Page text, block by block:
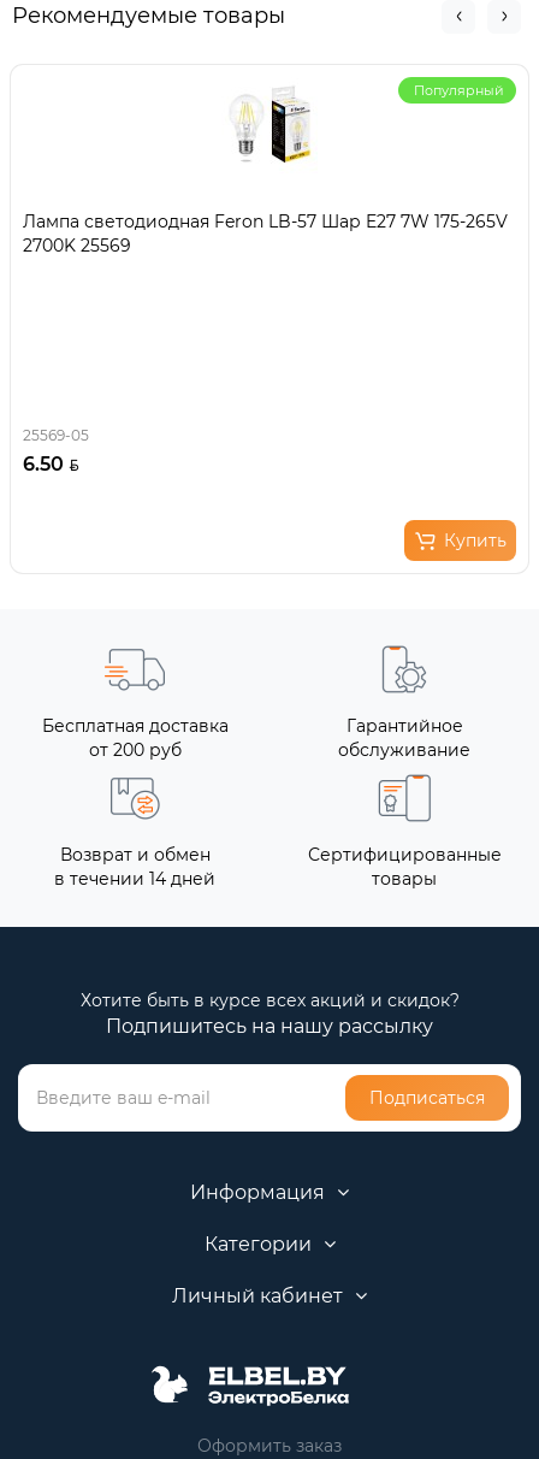
Рекомендуемые товары
Популярный
Лампа светодиодная Feron LB-57 Шар E27 7W 175-265V
2700K 25569
25569-05
6.50
Купить
Бесплатная доставка
от 200 руб
Гарантийное
обслуживание
Возврат и обмен
в течении 14 дней
Сертифицированные
товары
Хотите быть в курсе всех акций и скидок?
Подпишитесь на нашу рассылку
Подписаться
Информация
Категории
Личный кабинет
Оформить заказ